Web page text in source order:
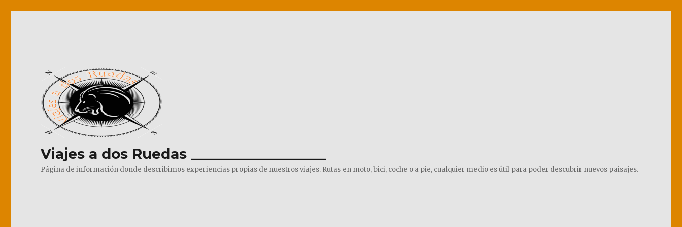
Viajes a dos Ruedas ___________________
Página de información donde describimos experiencias propias de nuestros viajes. Rutas en moto, bici, coche o a pie, cualquier medio es útil para poder descubrir nuevos paisajes.